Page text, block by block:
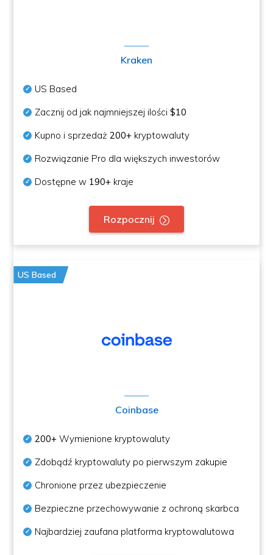
Kraken
US Based
Zacznij od jak najmniejszej ilości$10
Kupno i sprzedaż200+ kryptowaluty
Rozwiązanie Pro dla większych inwestorów
Dostępne w 190+ kraje
Rozpocznij
US Based
Coinbase
200+ Wymienione kryptowaluty
Zdobądź kryptowaluty po pierwszym zakupie
Chronione przez ubezpieczenie
Bezpieczne przechowywanie z ochroną skarbca
Najbardziej zaufana platforma kryptowalutowa